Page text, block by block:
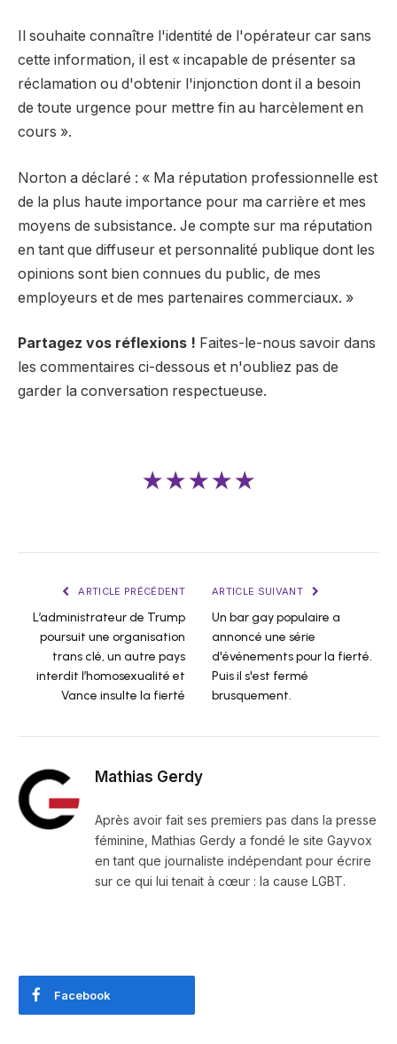
Il souhaite connaître l'identité de l'opérateur car sans
cette information, il est « incapable de présenter sa
réclamation ou d'obtenir l'injonction dont il a besoin
de toute urgence pour mettre fin au harcèlement en
cours ».
Norton a déclaré : « Ma réputation professionnelle est
de la plus haute importance pour ma carrière et mes
moyens de subsistance. Je compte sur ma réputation
en tant que diffuseur et personnalité publique dont les
opinions sont bien connues du public, de mes
employeurs et de mes partenaires commerciaux. »
Partagez vos réflexions ! Faites-le-nous savoir dans
les commentaires ci-dessous et n'oubliez pas de
garder la conversation respectueuse.
★★★★★
ARTICLE PRÉCÉDENT
L’administrateur de Trump
poursuit une organisation
trans clé, un autre pays
interdit l’homosexualité et
Vance insulte la fierté
ARTICLE SUIVANT
Un bar gay populaire a
annoncé une série
d'événements pour la fierté.
Puis il s'est fermé
brusquement.
Mathias Gerdy
Après avoir fait ses premiers pas dans la presse
féminine, Mathias Gerdy a fondé le site Gayvox
en tant que journaliste indépendant pour écrire
sur ce qui lui tenait à cœur : la cause LGBT.
Facebook